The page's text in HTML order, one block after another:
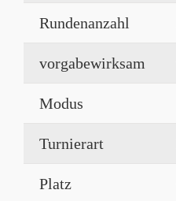
Rundenanzahl
vorgabewirksam
Modus
Turnierart
Platz